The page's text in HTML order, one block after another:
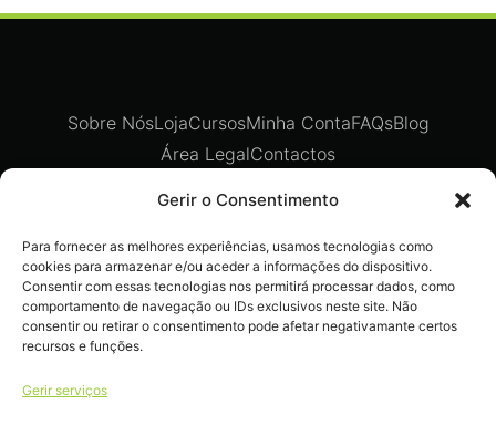
Gerir o Consentimento
Para fornecer as melhores experiências, usamos tecnologias como
cookies para armazenar e/ou aceder a informações do dispositivo.
Consentir com essas tecnologias nos permitirá processar dados, como
comportamento de navegação ou IDs exclusivos neste site. Não
consentir ou retirar o consentimento pode afetar negativamante certos
recursos e funções.
Gerir serviços
Recebe ofertas exclusivas,
novidades e dicas imperdíveis
diretamente no teu e-mail.
Sobre NósLojaCursosMinha ContaFAQsBlog
Área LegalContactos